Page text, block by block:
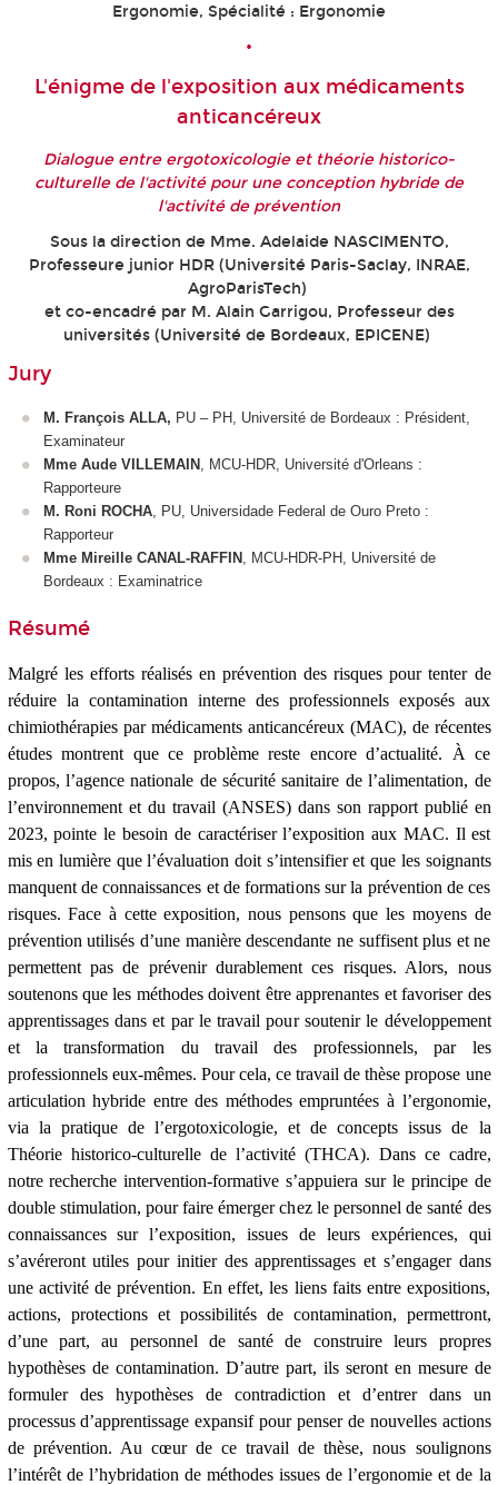
Ergonomie, Spécialité : Ergonomie
•
L'énigme de l'exposition aux médicaments
anticancéreux
Dialogue entre ergotoxicologie et théorie historico-
culturelle de l'activité pour une conception hybride de
l'activité de prévention
Sous la direction de Mme. Adelaide NASCIMENTO,
Professeure junior HDR (Université Paris-Saclay, INRAE,
AgroParisTech)
et co-encadré par M. Alain Garrigou, Professeur des
universités (Université de Bordeaux, EPICENE)
Jury
M. François ALLA, PU – PH, Université de Bordeaux : Président,
Examinateur
Mme Aude VILLEMAIN
, MCU-HDR, Université d'Orleans :
Rapporteure
M. Roni ROCHA , PU, Universidade Federal de Ouro Preto :
Rapporteur
Mme Mireille CANAL-RAFFIN
, MCU-HDR-PH, Université de
Bordeaux : Examinatrice
Résumé
Malgré les efforts réalisés en prévention des risques pour tenter de
réduire la contamination interne des professionnels exposés aux
chimiothérapies par médicaments anticancéreux (MAC), de récentes
études montrent que ce problème reste encore d’actualité. À ce
propos, l’agence nationale de sécurité sanitaire de l’alimentation, de
l’environnement et du travail (ANSES) dans son rapport publié en
2023, pointe le besoin de caractériser l’exposition aux MAC. Il est
mis en lumière que l’évaluation doit s’intensifier et que les soignants
manquent de connaissances et de formations sur la prévention de ces
risques. Face à cette exposition, nous pensons que les moyens de
prévention utilisés d’une manière descendante ne suffisent plus et ne
permettent pas de prévenir durablement ces risques. Alors, nous
soutenons que les méthodes doivent être apprenantes et favoriser des
apprentissages dans et par le travail pour soutenir le développement
et la transformation du travail des professionnels, par les
professionnels eux-mêmes. Pour cela, ce travail de thèse propose une
articulation hybride entre des méthodes empruntées à l’ergonomie,
via la pratique de l’ergotoxicologie, et de concepts issus de la
Théorie historico-culturelle de l’activité (THCA). Dans ce cadre,
notre recherche intervention-formative s’appuiera sur le principe de
double stimulation, pour faire émerger chez le personnel de santé des
connaissances sur l’exposition, issues de leurs expériences, qui
s’avéreront utiles pour initier des apprentissages et s’engager dans
une activité de prévention. En effet, les liens faits entre expositions,
actions, protections et possibilités de contamination, permettront,
d’une part, au personnel de santé de construire leurs propres
hypothèses de contamination. D’autre part, ils seront en mesure de
formuler des hypothèses de contradiction et d’entrer dans un
processus d’apprentissage expansif pour penser de nouvelles actions
de prévention. Au cœur de ce travail de thèse, nous soulignons
l’intérêt de l’hybridation de méthodes issues de l’ergonomie et de la